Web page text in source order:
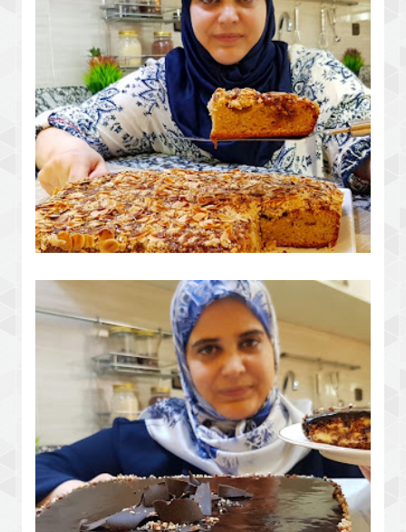
كيكة عائلية بزوج بيضات وبطبقة
مقرمشة جربيها متأكدة غاتعجبك